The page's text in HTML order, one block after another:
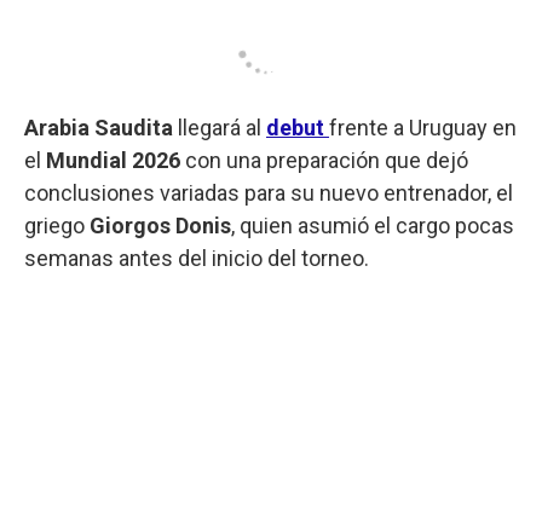
Arabia Saudita llegará al debutfrente a Uruguay en
el Mundial 2026 con una preparación que dejó
conclusiones variadas para su nuevo entrenador, el
griego Giorgos Donis, quien asumió el cargo pocas
semanas antes del inicio del torneo.